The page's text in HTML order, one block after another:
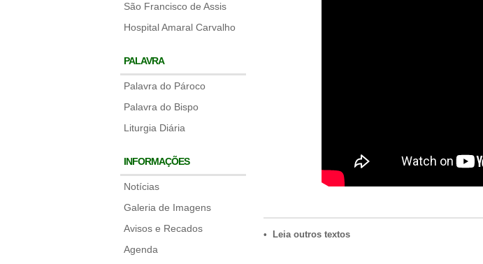
São Francisco de Assis
Hospital Amaral Carvalho
PALAVRA
Palavra do Pároco
Palavra do Bispo
Liturgia Diária
INFORMAÇÕES
Notícias
Galeria de Imagens
Avisos e Recados
Agenda
• Leia outros textos